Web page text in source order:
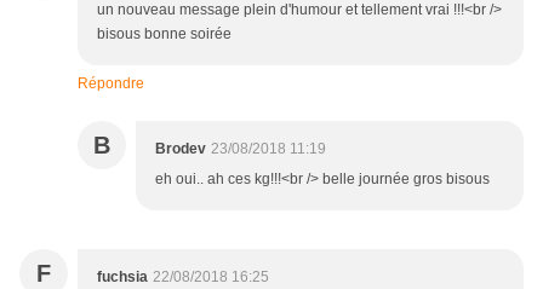
un nouveau message plein d'humour et tellement vrai !!!<br />
bisous bonne soirée
Répondre
B Brodev 23/08/2018 11:19
eh oui.. ah ces kg!!!<br /> belle journée gros bisous
F fuchsia 22/08/2018 16:25